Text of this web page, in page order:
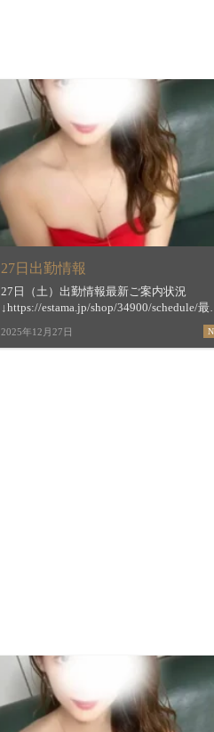
27日出勤情報
27日（土）出勤情報最新ご案内状況
↓https://estama.jp/shop/34900/schedule/最短
ご案内時間＆お店からの新着メッセージ
↓https://estama.jp/shop/34900/【琴似】
2025年12月27日